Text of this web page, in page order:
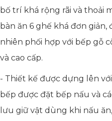
bố trí khá rộng rãi và thoải
bàn ăn 6 ghế khá đơn giản,
nhiên phối hợp với bếp gỗ
và cao cấp.
- Thiết kế được dựng lên
bếp được đặt bếp nấu và
lưu giữ vật dùng khi nấu